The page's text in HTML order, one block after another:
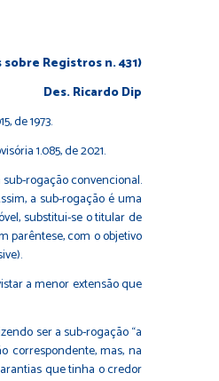
Registros n. 431)
Dip
de 1973.
1.085, de 2021.
rogação convencional.
a sub-rogação é uma
substitui-se o titular de
parêntese, com o objetivo
a menor extensão que
ser a sub-rogação “a
correspondente, mas, na
que tinha o credor